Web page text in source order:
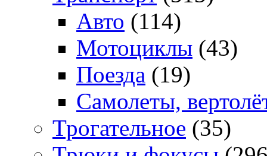
Авто (114)
Мотоциклы (43)
Поезда (19)
Самолеты,
Трогательное (35)